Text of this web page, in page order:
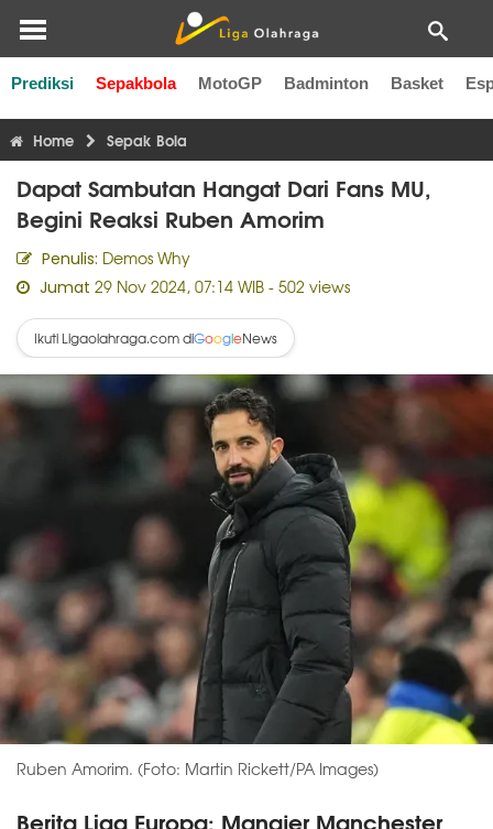
Prediksi Sepakbola MotoGP Badminton Basket
Liga Inggris Liga Italia Liga Spanyol Liga Perancis
Home Sepak Bola
Dapat Sambutan Hangat Dari Fans MU,
Begini Reaksi Ruben Amorim
Penulis: Demos Why
Jumat 29 Nov 2024, 07:14 WIB - 502 views
Ikuti Ligaolahraga.com diGoogleNews
Ruben Amorim. (Foto: Martin Rickett/PA Images)
Berita Liga Europa: Manajer Manchester